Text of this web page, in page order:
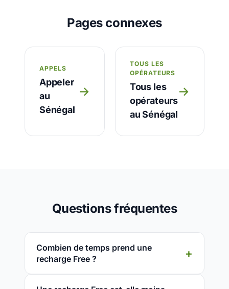
Pages connexes
APPELS
Appeler
au
Sénégal
→
TOUS LES
OPÉRATEURS
Tous les
opérateurs
au Sénégal
→
Questions fréquentes
Combien de temps prend une
recharge Free ?